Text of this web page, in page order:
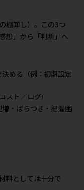
棚卸し）。この3つ
想」から「判断」へ
める（例：初期設定
スト／ログ）
・ばらつき・把握困
料としては十分で